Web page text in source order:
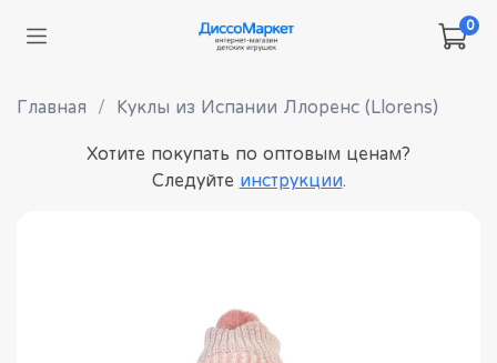
0
Главная Куклы из Испании Ллоренс (Llorens)
Хотите покупать по оптовым ценам?
Следуйте инструкции.